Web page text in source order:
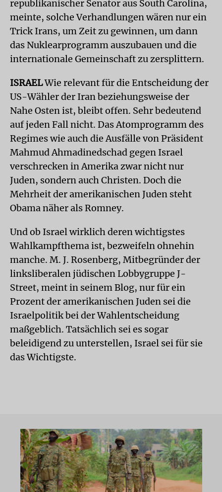
republikanischer Senator aus South Carolina,
meinte, solche Verhandlungen wären nur ein
Trick Irans, um Zeit zu gewinnen, um dann
das Nuklearprogramm auszubauen und die
internationale Gemeinschaft zu zersplittern.
ISRAELWie relevant für die Entscheidung der
US-Wähler der Iran beziehungsweise der
Nahe Osten ist, bleibt offen. Sehr bedeutend
auf jeden Fall nicht. Das Atomprogramm des
Regimes wie auch die Ausfälle von Präsident
Mahmud Ahmadinedschad gegen Israel
verschrecken in Amerika zwar nicht nur
Juden, sondern auch Christen. Doch die
Mehrheit der amerikanischen Juden steht
Obama näher als Romney.
Und ob Israel wirklich deren wichtigstes
Wahlkampfthema ist, bezweifeln ohnehin
manche. M. J. Rosenberg, Mitbegründer der
linksliberalen jüdischen Lobbygruppe J-
Street, meint in seinem Blog, nur für ein
Prozent der amerikanischen Juden sei die
Israelpolitik bei der Wahlentscheidung
maßgeblich. Tatsächlich sei es sogar
beleidigend zu unterstellen, Israel sei für sie
das Wichtigste.